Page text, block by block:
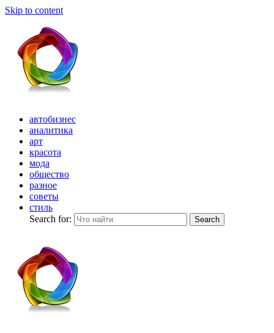
Skip to content
автобизнес
аналитика
арт
красота
мода
общество
разное
советы
стиль
Search for:
Search